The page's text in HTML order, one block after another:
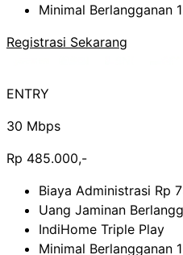
Minimal Berlangganan
Registrasi Sekarang
ENTRY
30 Mbps
Rp 485.000,-
Biaya Administrasi Rp
Uang Jaminan
IndiHome Triple Play
Minimal Berlangganan